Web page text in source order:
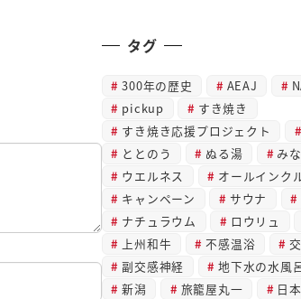
タグ
300年の歴史 AEAJ
pickup
すき焼き
すき焼き応援プロジェクト
ととのう
ぬる湯
み
ウエルネス
オールインク
キャンペーン
サウナ
ナチュラウム
ロウリュ
上州和牛
不感温浴
副交感神経
地下水の水風
新潟
旅籠屋丸一
日